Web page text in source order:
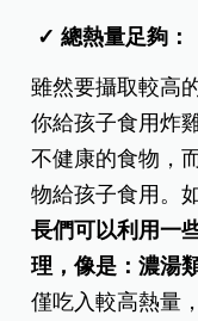
✓ 總熱量足夠：
雖然要攝取較高
你給孩子食用炸
不健康的食物，
物給孩子食用。
長們可以利用一
理，像是：濃湯
僅吃入較高熱量